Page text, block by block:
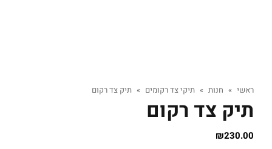
ראשי » חנות » תיקי צד רקומים » תיק צד רקום
תיק צד רקום
₪230.00